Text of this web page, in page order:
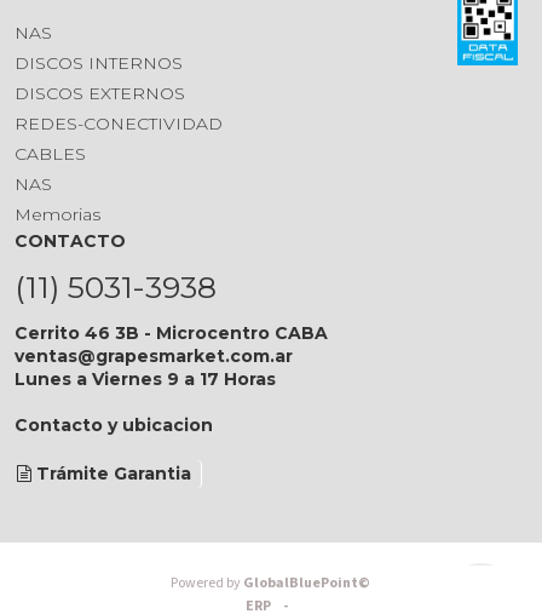
NAS
DISCOS INTERNOS
DISCOS EXTERNOS
REDES-CONECTIVIDAD
CABLES
NAS
Memorias
CONTACTO
(11) 5031-3938
Cerrito 46 3B - Microcentro CABA
ventas@grapesmarket.com.ar
Lunes a Viernes 9 a 17 Horas
Contacto y ubicacion
Trámite Garantia
Powered byGlobalBluePoint©
ERP -